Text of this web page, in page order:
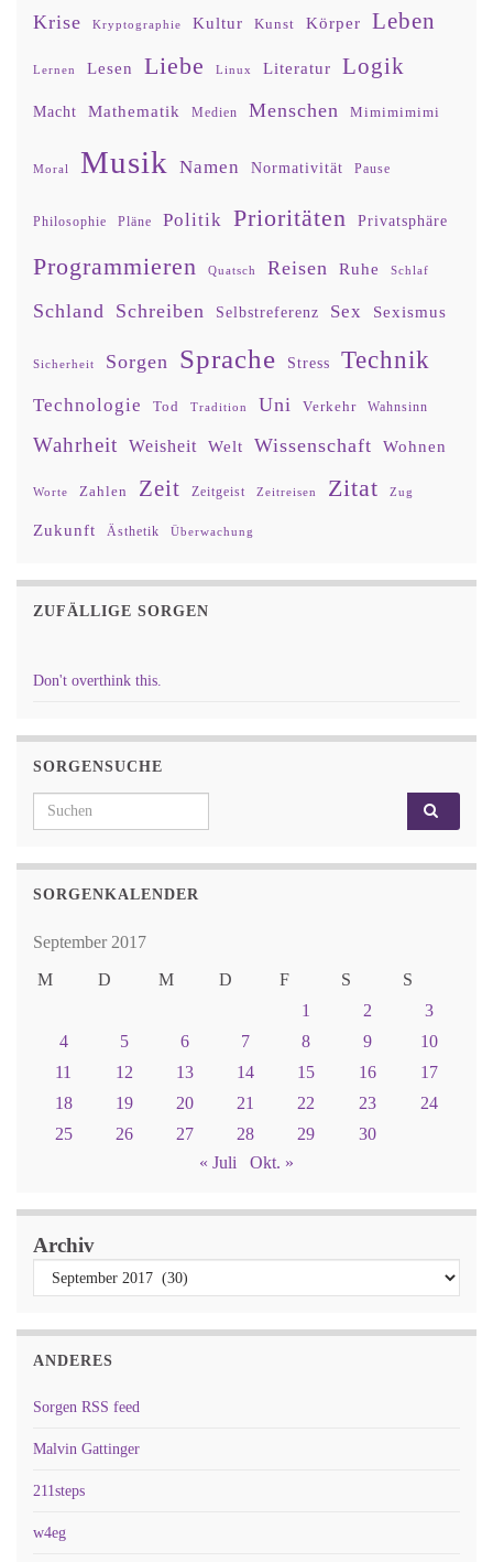
Krise Kryptographie Kultur Kunst Körper Leben
Lernen Lesen Liebe Linux Literatur Logik
Macht Mathematik Medien Menschen Mimimimimi
Moral Musik Namen Normativität Pause
Philosophie Pläne Politik Prioritäten Privatsphäre
Programmieren Quatsch Reisen Ruhe Schlaf
Schland Schreiben Selbstreferenz Sex Sexismus
Sicherheit Sorgen Sprache Stress Technik
Technologie Tod Tradition Uni Verkehr Wahnsinn
Wahrheit Weisheit Welt Wissenschaft Wohnen
Worte Zahlen Zeit Zeitgeist Zeitreisen Zitat Zug
Zukunft Ästhetik Überwachung
ZUFÄLLIGE SORGEN
Don't overthink this.
SORGENSUCHE
Search for:
SORGENKALENDER
September 2017
M
D M D F S
S
1
2
3
4
5 6 7 8 9
10
11
12 13 14 15 16
17
18
19 20 21 22 23
24
25
26 27 28 29
30
« Juli
Okt. »
Archiv
ANDERES
Sorgen RSS feed
Malvin Gattinger
211steps
w4eg